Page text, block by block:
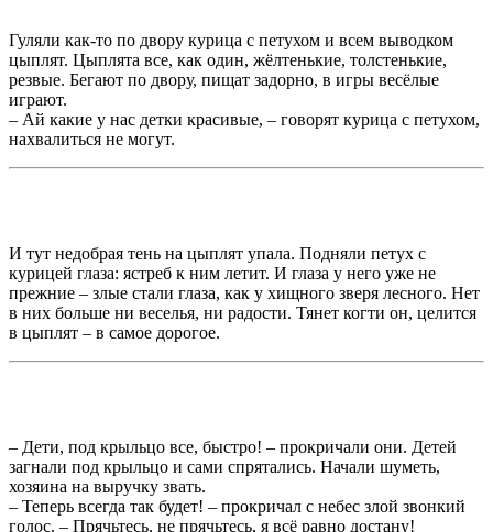
Гуляли как-то по двору курица с петухом и всем выводком
цыплят. Цыплята все, как один, жёлтенькие, толстенькие,
резвые. Бегают по двору, пищат задорно, в игры весёлые
играют.
– Ай какие у нас детки красивые, – говорят курица с петухом,
нахвалиться не могут.
И тут недобрая тень на цыплят упала. Подняли петух с
курицей глаза: ястреб к ним летит. И глаза у него уже не
прежние – злые стали глаза, как у хищного зверя лесного. Нет
в них больше ни веселья, ни радости. Тянет когти он, целится
в цыплят – в самое дорогое.
– Дети, под крыльцо все, быстро! – прокричали они. Детей
загнали под крыльцо и сами спрятались. Начали шуметь,
хозяина на выручку звать.
– Теперь всегда так будет! – прокричал с небес злой звонкий
голос. – Прячьтесь, не прячьтесь, я всё равно достану!